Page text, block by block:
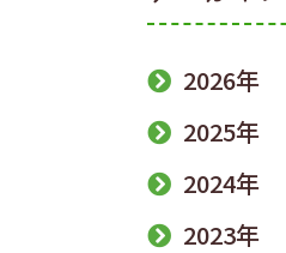
2026年
2025年
2024年
2023年